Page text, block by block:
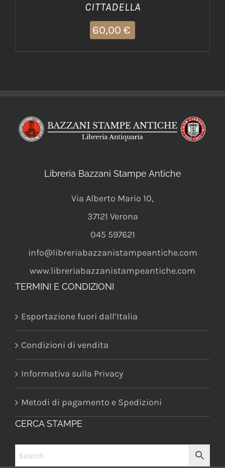
CITTADELLA
60,00 €
Libreria Bazzani Stampe Antiche
Via Alberto Mario 10,
37121 Verona
045 597621
info@libreriabazzanistampeantiche.com
www.libreriabazzanistampeantiche.com
TERMINI E CONDIZIONI
Esportazione fuori dall’Italia
Condizioni di vendita
Informativa sulla Privacy
Metodi di pagamento e Spedizioni
CERCA STAMPE